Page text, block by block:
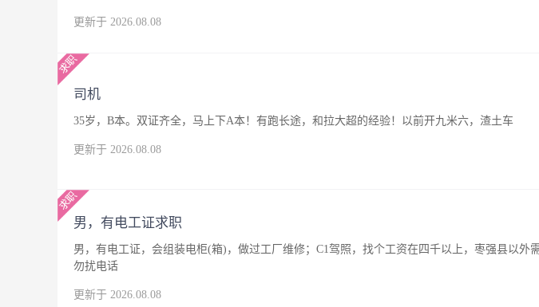
更新于 2026.08.08
司机
35岁，B本。双证齐全，马上下A本！有跑长途，和拉大超的经验！以前开九米六，渣土车
更新于 2026.08.08
男，有电工证求职
男，有电工证，会组装电柜(箱)，做过工厂维修；C1驾照，找个工资在四千以上，枣强县以外
勿扰电话
更新于 2026.08.08